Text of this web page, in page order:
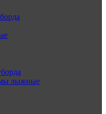
лыжные